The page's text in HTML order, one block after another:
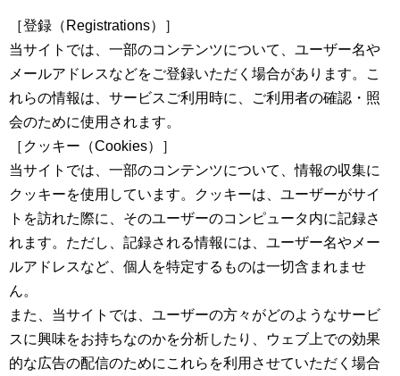
［登録（Registrations）］
当サイトでは、一部のコンテンツについて、ユーザー名や
メールアドレスなどをご登録いただく場合があります。こ
れらの情報は、サービスご利用時に、ご利用者の確認・照
会のために使用されます。
［クッキー（Cookies）］
当サイトでは、一部のコンテンツについて、情報の収集に
クッキーを使用しています。クッキーは、ユーザーがサイ
トを訪れた際に、そのユーザーのコンピュータ内に記録さ
れます。ただし、記録される情報には、ユーザー名やメー
ルアドレスなど、個人を特定するものは一切含まれませ
ん。
また、当サイトでは、ユーザーの方々がどのようなサービ
スに興味をお持ちなのかを分析したり、ウェブ上での効果
的な広告の配信のためにこれらを利用させていただく場合